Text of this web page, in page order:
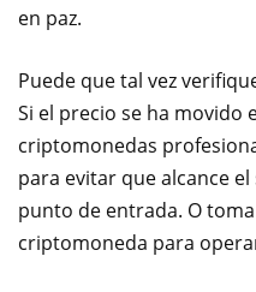
en paz.
Puede que tal vez
Si el precio se ha movido
criptomonedas
para evitar que alcance
punto de entrada. O
criptomoneda para